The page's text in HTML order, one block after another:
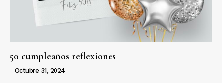
50 cumpleaños reflexiones
Octubre 31, 2024